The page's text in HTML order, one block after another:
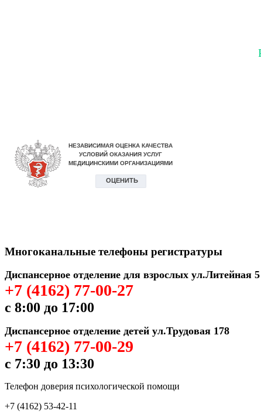
Многоканальные телефоны регистратуры
Диспансерное отделение для взрослых ул.Литейная 5
+7 (4162) 77-00-27
с 8:00 до 17:00
Диспансерное отделение детей ул.Трудовая 178
+7 (4162) 77-00-29
с 7:30 до 13:30
Телефон доверия психологической помощи
+7 (4162) 53-42-11